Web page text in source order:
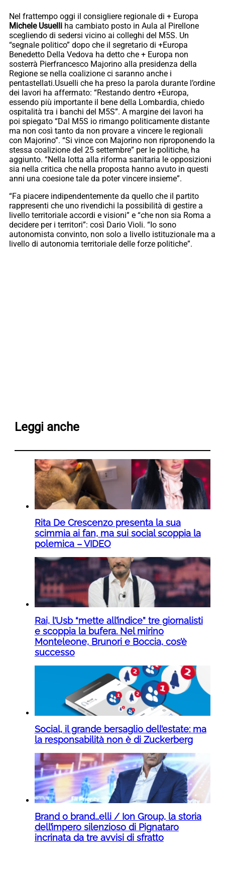
Nel frattempo oggi il consigliere regionale di + Europa
Michele Usuelli ha cambiato posto in Aula al Pirellone
scegliendo di sedersi vicino ai colleghi del M5S. Un
“segnale politico” dopo che il segretario di +Europa
Benedetto Della Vedova ha detto che + Europa non
sosterrà Pierfrancesco Majorino alla presidenza della
Regione se nella coalizione ci saranno anche i
pentastellati.Usuelli che ha preso la parola durante l’ordine
dei lavori ha affermato: “Restando dentro +Europa,
essendo più importante il bene della Lombardia, chiedo
ospitalità tra i banchi del M5S”. A margine dei lavori ha
poi spiegato “Dal M5S io rimango politicamente distante
ma non così tanto da non provare a vincere le regionali
con Majorino”. “Si vince con Majorino non riproponendo la
stessa coalizione del 25 settembre” per le politiche, ha
aggiunto. “Nella lotta alla riforma sanitaria le opposizioni
sia nella critica che nella proposta hanno avuto in questi
anni una coesione tale da poter vincere insieme”.
“Fa piacere indipendentemente da quello che il partito
rappresenti che uno rivendichi la possibilità di gestire a
livello territoriale accordi e visioni” e “che non sia Roma a
decidere per i territori”: così Dario Violi. “Io sono
autonomista convinto, non solo a livello istituzionale ma a
livello di autonomia territoriale delle forze politiche”.
Leggi anche
Rita De Crescenzo presenta la sua
scimmia ai fan, ma sui social scoppia la
polemica – VIDEO
Rai, l’Usb “mette all’indice” tre giornalisti
e scoppia la bufera. Nel mirino
Monteleone, Brunori e Boccia, cos’è
successo
Social, il grande bersaglio dell’estate: ma
la responsabilità non è di Zuckerberg
Brand o brand…elli / Ion Group, la storia
dell’impero silenzioso di Pignataro
incrinata da tre avvisi di sfratto